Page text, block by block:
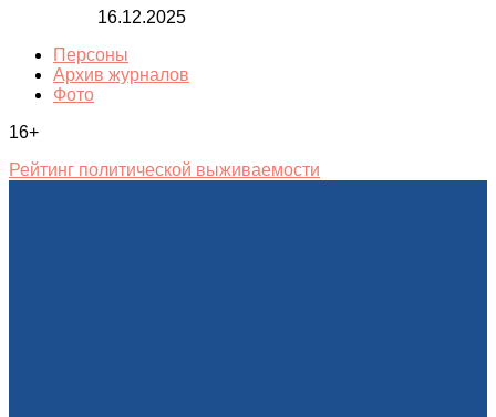
16.12.2025
Персоны
Архив журналов
Фото
16+
Рейтинг политической выживаемости